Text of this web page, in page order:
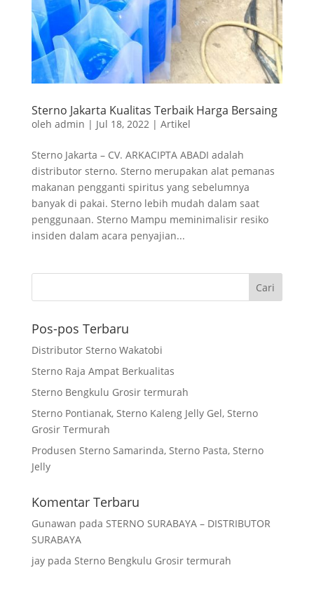
Sterno Jakarta Kualitas Terbaik Harga Bersaing
oleh admin | Jul 18, 2022| Artikel
Sterno Jakarta – CV. ARKACIPTA ABADI adalah
distributor sterno. Sterno merupakan alat pemanas
makanan pengganti spiritus yang sebelumnya
banyak di pakai. Sterno lebih mudah dalam saat
penggunaan. Sterno Mampu meminimalisir resiko
insiden dalam acara penyajian...
Pos-pos Terbaru
Distributor Sterno Wakatobi
Sterno Raja Ampat Berkualitas
Sterno Bengkulu Grosir termurah
Sterno Pontianak, Sterno Kaleng Jelly Gel, Sterno
Grosir Termurah
Produsen Sterno Samarinda, Sterno Pasta, Sterno
Jelly
Komentar Terbaru
Gunawan pada STERNO SURABAYA – DISTRIBUTOR
SURABAYA
jaypada Sterno Bengkulu Grosir termurah